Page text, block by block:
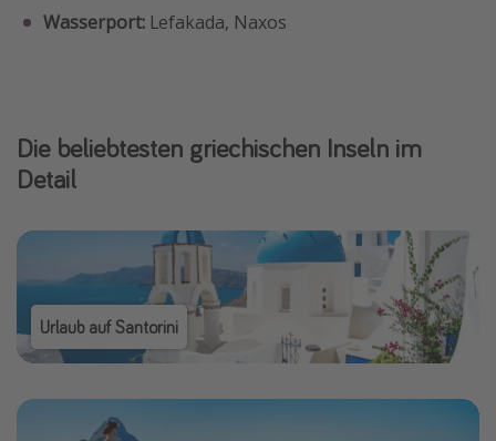
Wasserport: Lefakada, Naxos
Die beliebtesten griechischen Inseln im
Detail
Urlaub auf Santorini